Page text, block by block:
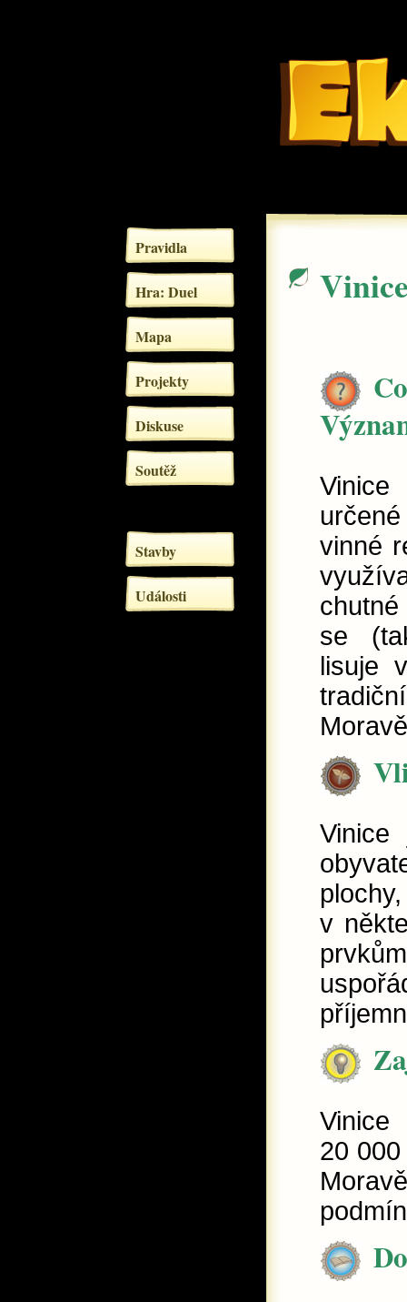
Pravidla
Hra: Duel
Mapa
Projekty
Diskuse
Soutěž
Stavby
Události
vinné
se
lisuje
Vinice
v
20